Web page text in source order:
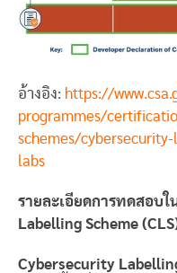
อ้างอิง: https://
programmes/
schemes/
labs
รายละเอียดการทดสอบใ
Labelling Scheme
Cybersecurity